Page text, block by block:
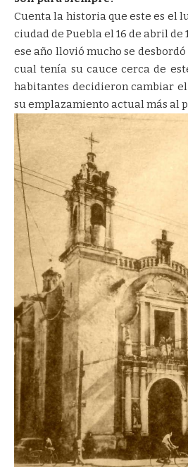
Cuenta la historia que este es el
ciudad de Puebla el 16 de abril de
ese año llovió mucho se
cual tenía su cauce cerca de
habitantes decidieron cambiar
su emplazamiento actual más al